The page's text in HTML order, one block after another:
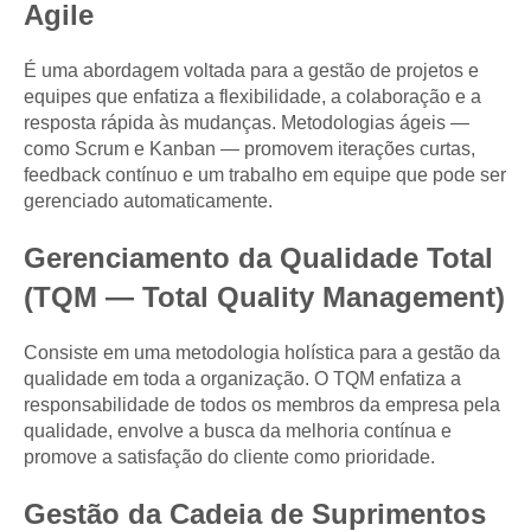
Agile
É uma abordagem voltada para a gestão de projetos e
equipes que enfatiza a flexibilidade, a colaboração e a
resposta rápida às mudanças. Metodologias ágeis —
como Scrum e Kanban — promovem iterações curtas,
feedback contínuo e um trabalho em equipe que pode ser
gerenciado automaticamente.
Gerenciamento da Qualidade Total
(TQM — Total Quality Management)
Consiste em uma metodologia holística para a gestão da
qualidade em toda a organização. O TQM enfatiza a
responsabilidade de todos os membros da empresa pela
qualidade, envolve a busca da melhoria contínua e
promove a satisfação do cliente como prioridade.
Gestão da Cadeia de Suprimentos